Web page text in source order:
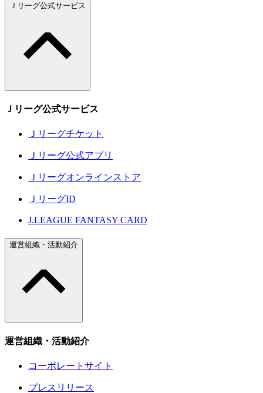
Ｊリーグ公式サービス
Ｊリーグ公式サービス
Ｊリーグチケット
Ｊリーグ公式アプリ
Ｊリーグオンラインストア
ＪリーグID
J.LEAGUE FANTASY CARD
運営組織・活動紹介
運営組織・活動紹介
コーポレートサイト
プレスリリース